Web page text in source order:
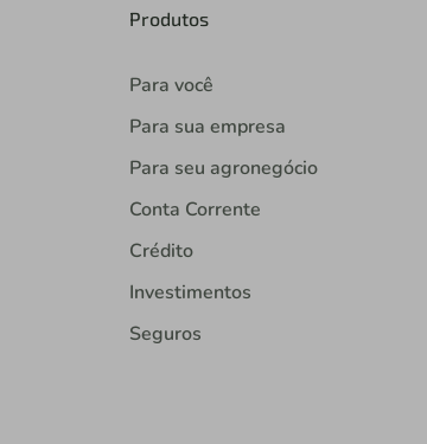
Produtos
Para você
Para sua empresa
Para seu agronegócio
Conta Corrente
Crédito
Investimentos
Seguros